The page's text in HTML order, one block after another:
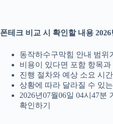
폰테크 비교 시 확인할 내용
동작하수구막힘 안내 범위
비용이 있다면 포함 항목
진행 절차와 예상 소요 시
상황에 따라 달라질 수 있
2026년07월06일 04시47분
확인하기